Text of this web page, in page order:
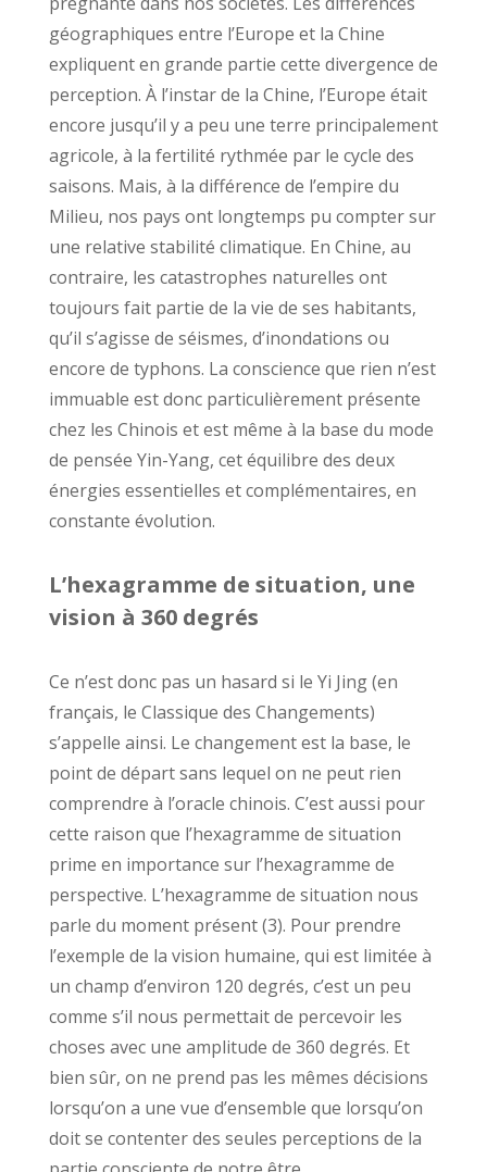
géographiques entre l’Europe et la Chine
expliquent en grande partie cette divergence de
perception. À l’instar de la Chine, l’Europe était
encore jusqu’il y a peu une terre principalement
agricole, à la fertilité rythmée par le cycle des
saisons. Mais, à la différence de l’empire du
Milieu, nos pays ont longtemps pu compter sur
une relative stabilité climatique. En Chine, au
contraire, les catastrophes naturelles ont
toujours fait partie de la vie de ses habitants,
qu’il s’agisse de séismes, d’inondations ou
encore de typhons. La conscience que rien n’est
immuable est donc particulièrement présente
chez les Chinois et est même à la base du mode
de pensée Yin-Yang, cet équilibre des deux
énergies essentielles et complémentaires, en
constante évolution.
L’hexagramme de situation, une
vision à 360 degrés
Ce n’est donc pas un hasard si le Yi Jing (en
français, le Classique des Changements)
s’appelle ainsi. Le changement est la base, le
point de départ sans lequel on ne peut rien
comprendre à l’oracle chinois. C’est aussi pour
cette raison que l’hexagramme de situation
prime en importance sur l’hexagramme de
perspective. L’hexagramme de situation nous
parle du moment présent (3). Pour prendre
l’exemple de la vision humaine, qui est limitée à
un champ d’environ 120 degrés, c’est un peu
comme s’il nous permettait de percevoir les
choses avec une amplitude de 360 degrés. Et
bien sûr, on ne prend pas les mêmes décisions
lorsqu’on a une vue d’ensemble que lorsqu’on
doit se contenter des seules perceptions de la